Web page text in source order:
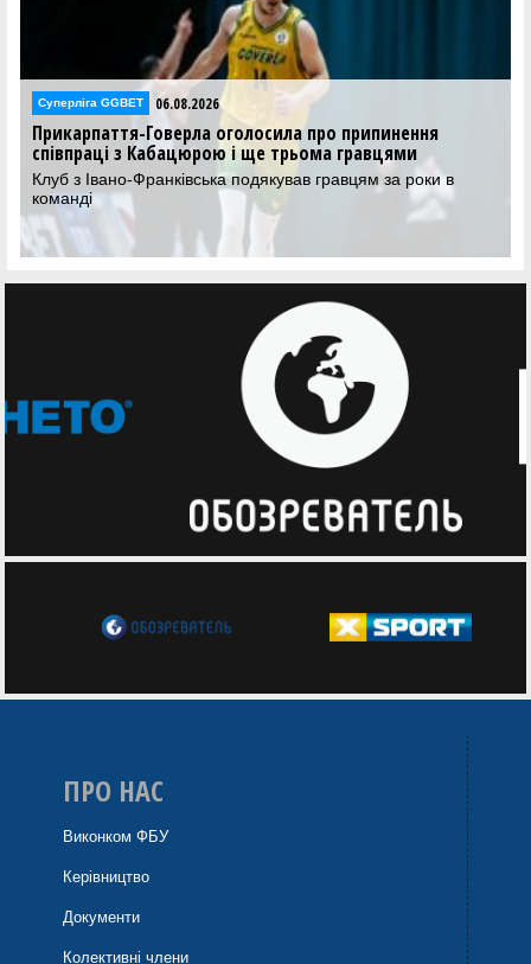
Суперліга GGBET 06.08.2026
Прикарпаття-Говерла оголосила про припинення
співпраці з Кабацюрою і ще трьома гравцями
Клуб з Івано-Франківська подякував гравцям за роки в
команді
ПРО НАС
Виконком ФБУ
Керівництво
Документи
Колективні члени